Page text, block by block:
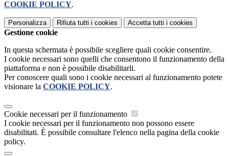
COOKIE POLICY.
Personalizza Rifiuta tutti i cookies Accetta tutti i cookies
Gestione cookie
In questa schermata è possibile scegliere quali cookie consentire.
I cookie necessari sono quelli che consentono il funzionamento della
piattaforma e non è possibile disabilitarli.
Per conoscere quali sono i cookie necessari al funzionamento potete
visionare la COOKIE POLICY.
Cookie necessari per il funzionamento
I cookie necessari per il funzionamento non possono essere
disabilitati. È possibile consultare l'elenco nella pagina della cookie
policy.